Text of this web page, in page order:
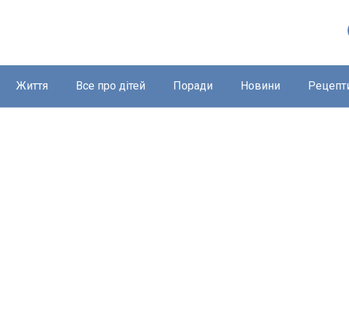
Життя Все про дітей Поради Новини